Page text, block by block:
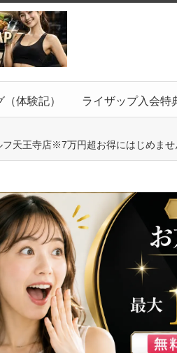
体験記） ライザップ入会特
フ天王寺店※7万円超お得にはじめませ